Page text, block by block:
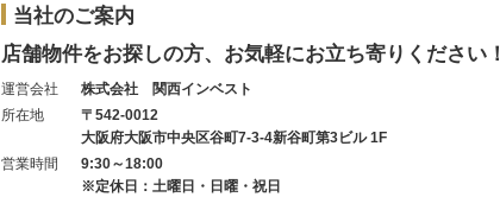
当社のご案内
店舗物件をお探しの方、お気軽にお立ち寄りください！
運営会社
株式会社 関西インベスト
所在地
〒542-0012
大阪府大阪市中央区谷町7-3-4新谷町第3ビル 1F
営業時間
9:30～18:00
※定休日：土曜日・日曜・祝日